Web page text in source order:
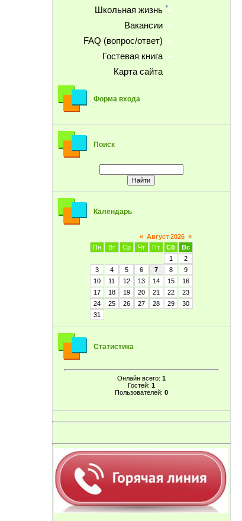
Школьная жизнь
Вакансии
FAQ (вопрос/ответ)
Гостевая книга
Карта сайта
Форма входа
Поиск
Календарь
« Август 2026 »
Пн
Вт Ср Чт Пт Сб
Вс
1
2
3
4 5 6 7 8
9
10
11 12 13 14 15
16
17
18 19 20 21 22
23
24
25 26 27 28 29
30
31
Статистика
Онлайн всего: 1
Гостей: 1
Пользователей: 0